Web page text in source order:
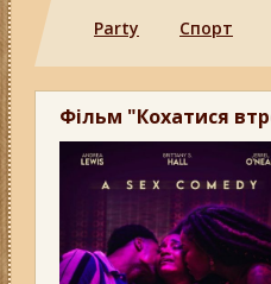
Party
Спорт
Фільм "Кохатися